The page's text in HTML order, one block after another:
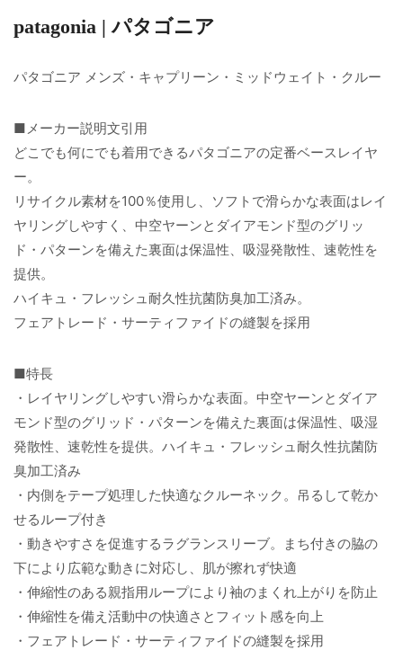
patagonia | パタゴニア
パタゴニア メンズ・キャプリーン・ミッドウェイト・クルー
■メーカー説明文引用
どこでも何にでも着用できるパタゴニアの定番ベースレイヤ
ー。
リサイクル素材を100％使用し、ソフトで滑らかな表面はレイ
ヤリングしやすく、中空ヤーンとダイアモンド型のグリッ
ド・パターンを備えた裏面は保温性、吸湿発散性、速乾性を
提供。
ハイキュ・フレッシュ耐久性抗菌防臭加工済み。
フェアトレード・サーティファイドの縫製を採用
■特長
・レイヤリングしやすい滑らかな表面。中空ヤーンとダイア
モンド型のグリッド・パターンを備えた裏面は保温性、吸湿
発散性、速乾性を提供。ハイキュ・フレッシュ耐久性抗菌防
臭加工済み
・内側をテープ処理した快適なクルーネック。吊るして乾か
せるループ付き
・動きやすさを促進するラグランスリーブ。まち付きの脇の
下により広範な動きに対応し、肌が擦れず快適
・伸縮性のある親指用ループにより袖のまくれ上がりを防止
・伸縮性を備え活動中の快適さとフィット感を向上
・フェアトレード・サーティファイドの縫製を採用